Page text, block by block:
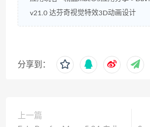
v21.0 达芬奇视觉特效3D动画设计
分享到：
上一篇